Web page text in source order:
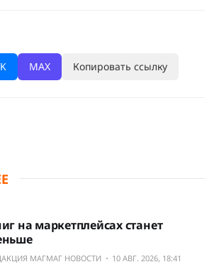
MAX Копировать ссылку
на маркетплейсах станет
МАГМАГ НОВОСТИ 10 АВГ. 2026, 18:41